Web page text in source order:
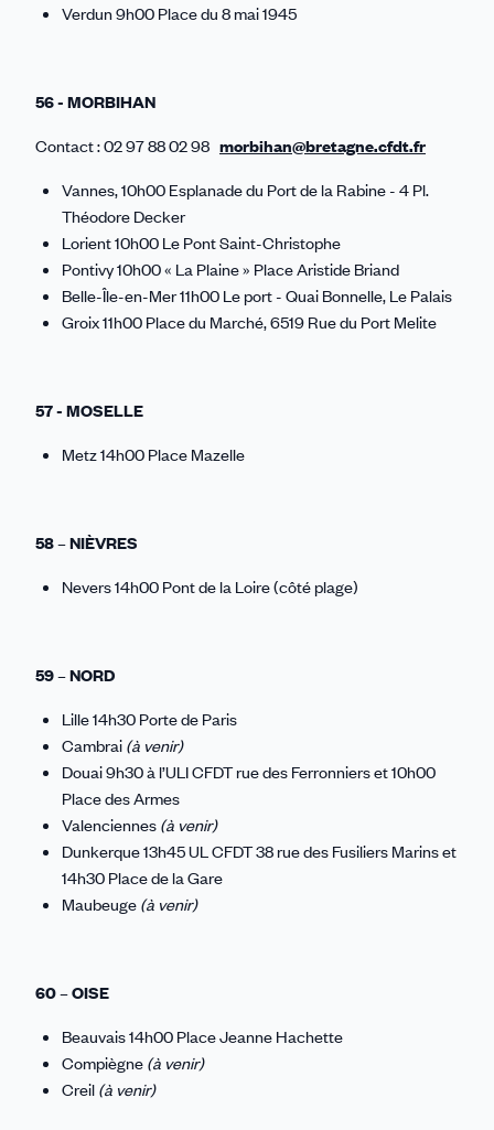
Verdun 9h00 Place du 8 mai 1945
56 - MORBIHAN
Contact : 02 97 88 02 98 morbihan@bretagne.cfdt.fr
Vannes, 10h00 Esplanade du Port de la Rabine - 4 Pl.
Théodore Decker
Lorient 10h00 Le Pont Saint-Christophe
Pontivy 10h00 « La Plaine » Place Aristide Briand
Belle-Île-en-Mer 11h00 Le port - Quai Bonnelle, Le Palais
Groix 11h00 Place du Marché, 6519 Rue du Port Melite
57 - MOSELLE
Metz 14h00 Place Mazelle
58 – NIÈVRES
Nevers 14h00 Pont de la Loire (côté plage)
59 – NORD
Lille 14h30 Porte de Paris
Cambrai (à venir)
Douai 9h30 à l’ULI CFDT rue des Ferronniers et 10h00
Place des Armes
Valenciennes (à venir)
Dunkerque 13h45 UL CFDT 38 rue des Fusiliers Marins et
14h30 Place de la Gare
Maubeuge (à venir)
60 – OISE
Beauvais 14h00 Place Jeanne Hachette
Compiègne (à venir)
Creil (à venir)